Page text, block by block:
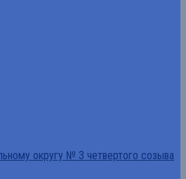
округу № 3 четвертого созыва